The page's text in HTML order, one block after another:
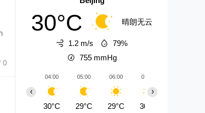
0
30°C 晴朗无云
1.2 m/s
79%
755 mmHg
04:00
30°C
05:00
29°C
06:00
29°C
07:00
30°C
‹ ›